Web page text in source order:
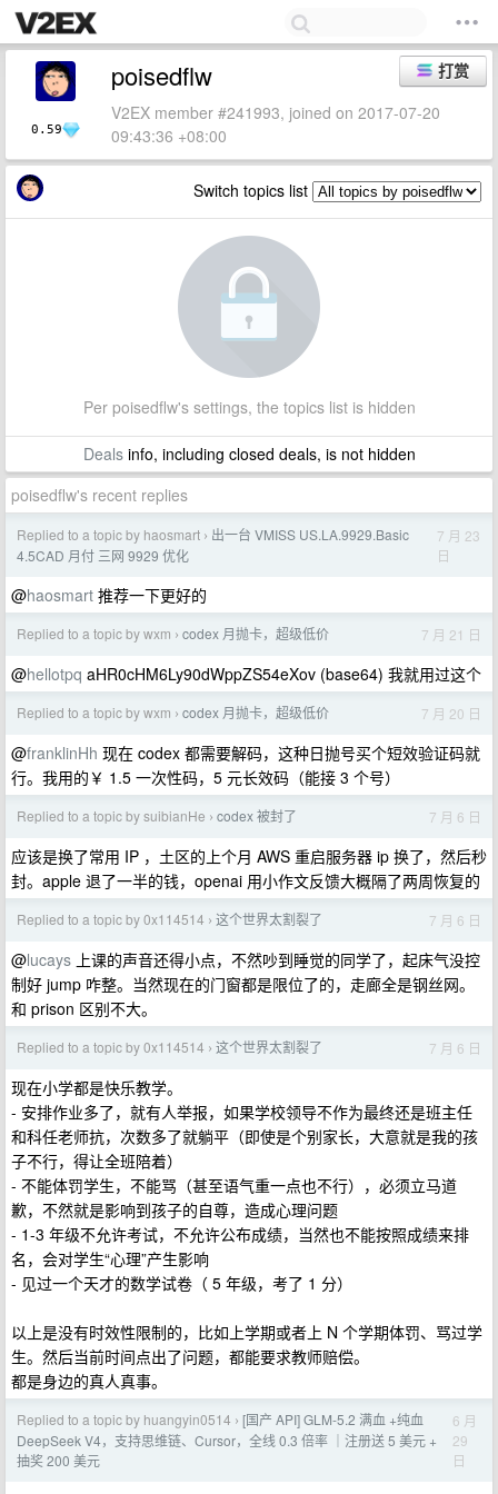
0.59
打赏
poisedflw
V2EX member #241993, joined on 2017-07-20
09:43:36 +08:00
Switch topics list
Per poisedflw's settings, the topics list is hidden
Dealsinfo, including closed deals, is not hidden
poisedflw's recent replies
Replied to a topic by haosmart › 出一台 VMISS US.LA.9929.Basic
4.5CAD 月付 三网 9929 优化
7 月 23
日
@haosmart 推荐一下更好的
Replied to a topic by wxm › codex 月抛卡，超级低价 7 月 21 日
@hellotpq aHR0cHM6Ly90dWppZS54eXov (base64) 我就用过这个
Replied to a topic by wxm › codex 月抛卡，超级低价 7 月 20 日
@franklinHh 现在 codex 都需要解码，这种日抛号买个短效验证码就
行。我用的￥ 1.5 一次性码，5 元长效码（能接 3 个号）
Replied to a topic by suibianHe › codex 被封了 7 月 6 日
应该是换了常用 IP ，土区的上个月 AWS 重启服务器 ip 换了，然后秒
封。apple 退了一半的钱，openai 用小作文反馈大概隔了两周恢复的
Replied to a topic by 0x114514 › 这个世界太割裂了 7 月 6 日
@lucays 上课的声音还得小点，不然吵到睡觉的同学了，起床气没控
制好 jump 咋整。当然现在的门窗都是限位了的，走廊全是钢丝网。
和 prison 区别不大。
Replied to a topic by 0x114514 › 这个世界太割裂了 7 月 6 日
现在小学都是快乐教学。
- 安排作业多了，就有人举报，如果学校领导不作为最终还是班主任
和科任老师抗，次数多了就躺平（即使是个别家长，大意就是我的孩
子不行，得让全班陪着）
- 不能体罚学生，不能骂（甚至语气重一点也不行），必须立马道
歉，不然就是影响到孩子的自尊，造成心理问题
- 1-3 年级不允许考试，不允许公布成绩，当然也不能按照成绩来排
名，会对学生“心理”产生影响
- 见过一个天才的数学试卷（ 5 年级，考了 1 分）
以上是没有时效性限制的，比如上学期或者上 N 个学期体罚、骂过学
生。然后当前时间点出了问题，都能要求教师赔偿。
都是身边的真人真事。
Replied to a topic by huangyin0514 › [国产 API] GLM-5.2 满血 +纯血
DeepSeek V4，支持思维链、Cursor，全线 0.3 倍率 ｜注册送 5 美元 +
抽奖 200 美元
6 月
29
日